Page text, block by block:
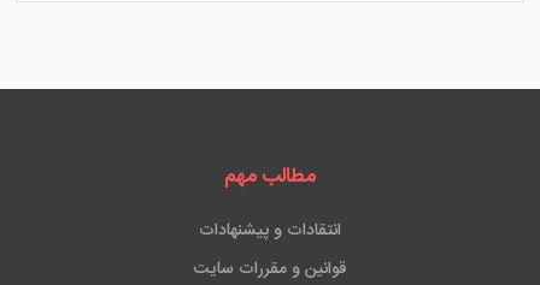
مطالب مهم
انتقادات و پیشنهادات
قوانین و مقررات سایت